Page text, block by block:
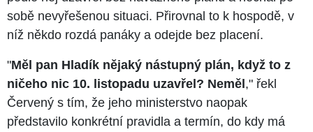
sobě nevyřešenou situaci. Přirovnal to k hospodě, v
níž někdo rozdá panáky a odejde bez placení.
"Měl pan Hladík nějaký nástupný plán, když to z
ničeho nic 10. listopadu uzavřel? Neměl," řekl
Červený s tím, že jeho ministerstvo naopak
představilo konkrétní pravidla a termín, do kdy má